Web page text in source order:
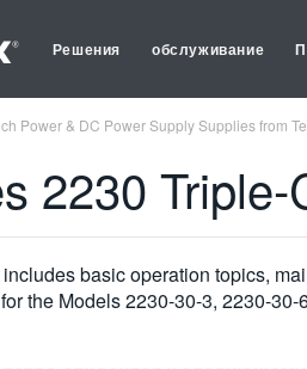
Решения обслуживание
Power & DC Power Supply Supplies from
2230
basic operation topics,
the Models 2230-30-3, 2230-